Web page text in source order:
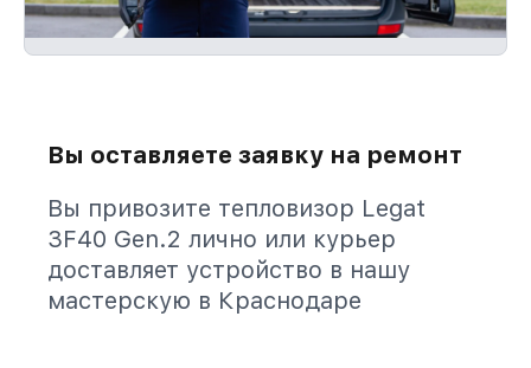
Вы оставляете заявку на ремонт
Вы привозите тепловизор Legat
3F40 Gen.2 лично или курьер
доставляет устройство в нашу
мастерскую в Краснодаре